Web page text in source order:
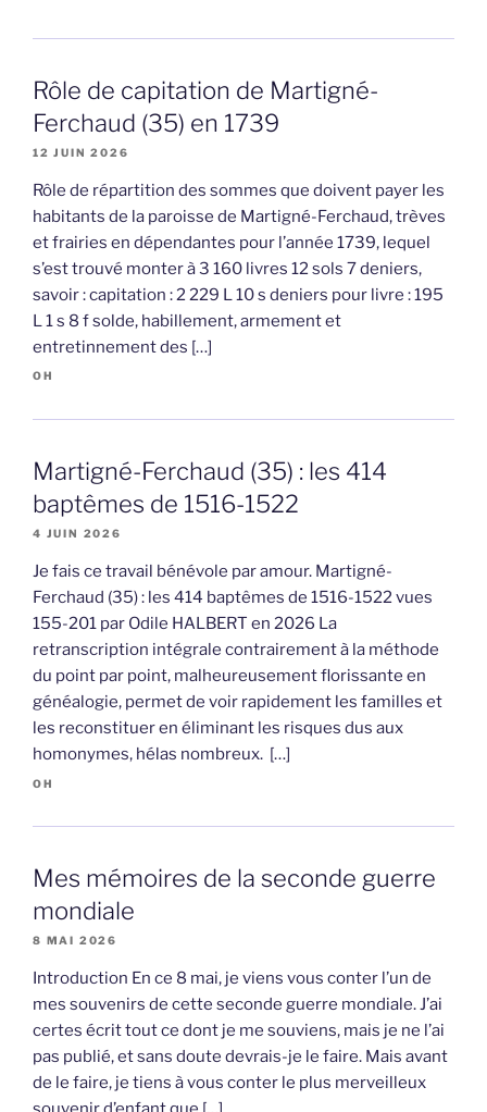
Rôle de capitation de Martigné-
Ferchaud (35) en 1739
12 JUIN 2026
Rôle de répartition des sommes que doivent payer les
habitants de la paroisse de Martigné-Ferchaud, trèves
et frairies en dépendantes pour l’année 1739, lequel
s’est trouvé monter à 3 160 livres 12 sols 7 deniers,
savoir : capitation : 2 229 L 10 s deniers pour livre : 195
L 1 s 8 f solde, habillement, armement et
entretinnement des […]
OH
Martigné-Ferchaud (35) : les 414
baptêmes de 1516-1522
4 JUIN 2026
Je fais ce travail bénévole par amour. Martigné-
Ferchaud (35) : les 414 baptêmes de 1516-1522 vues
155-201 par Odile HALBERT en 2026 La
retranscription intégrale contrairement à la méthode
du point par point, malheureusement florissante en
généalogie, permet de voir rapidement les familles et
les reconstituer en éliminant les risques dus aux
homonymes, hélas nombreux. […]
OH
Mes mémoires de la seconde guerre
mondiale
8 MAI 2026
Introduction En ce 8 mai, je viens vous conter l’un de
mes souvenirs de cette seconde guerre mondiale. J’ai
certes écrit tout ce dont je me souviens, mais je ne l’ai
pas publié, et sans doute devrais-je le faire. Mais avant
de le faire, je tiens à vous conter le plus merveilleux